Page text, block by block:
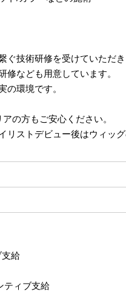
ぐ技術研修を受けていただ
修なども用意しています。
の環境です。
の方もご安心ください。
リストデビュー後はウィッ
給
ティブ支給